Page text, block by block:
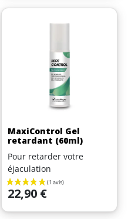
MaxiControl Gel
retardant (60ml)
Pour retarder votre
éjaculation
Prix
22,90 €